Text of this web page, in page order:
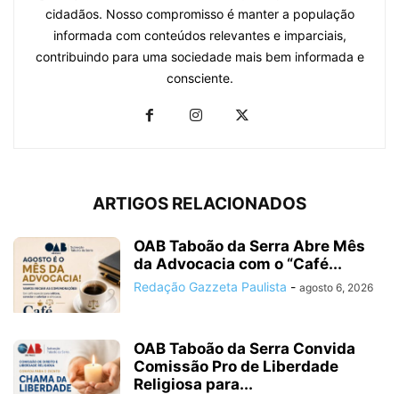
cidadãos. Nosso compromisso é manter a população
informada com conteúdos relevantes e imparciais,
contribuindo para uma sociedade mais bem informada e
consciente.
ARTIGOS RELACIONADOS
OAB Taboão da Serra Abre Mês
da Advocacia com o “Café...
Redação Gazzeta Paulista - agosto 6, 2026
OAB Taboão da Serra Convida
Comissão Pro de Liberdade
Religiosa para...